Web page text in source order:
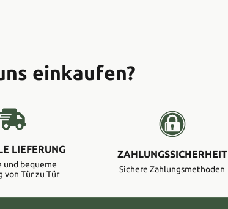
einkaufen?
LIEFERUNG
und bequeme
von Tür zu Tür
ZAHLUNGSSICHERHEIT
Sichere Zahlungsmethoden